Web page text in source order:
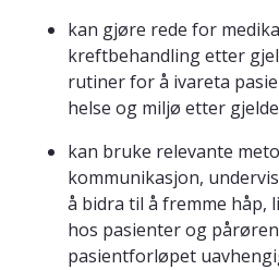
kan gjøre rede for
kreftbehandling etter
rutiner for å ivareta
helse og miljø etter
kan bruke relevante
kommunikasjon,
å bidra til å fremme håp,
hos pasienter og
pasientforløpet